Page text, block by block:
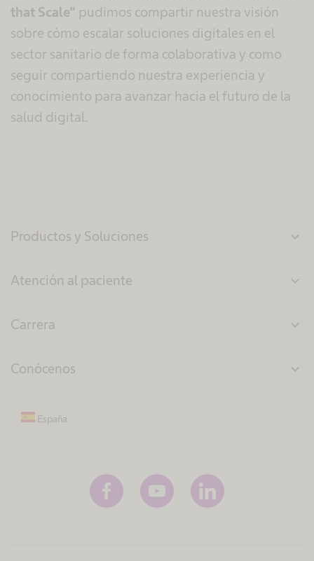
that Scale" pudimos compartir nuestra visión
sobre cómo escalar soluciones digitales en el
sector sanitario de forma colaborativa y como
seguir compartiendo nuestra experiencia y
conocimiento para avanzar hacia el futuro de la
salud digital.
Productos y Soluciones expand_more
Atención al paciente expand_more
Carrera expand_more
Conócenos expand_more
España